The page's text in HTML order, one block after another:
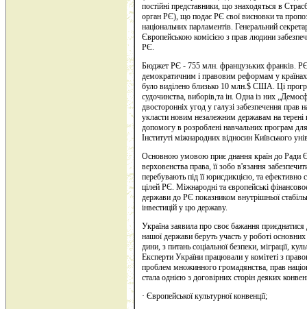
постійні представники, що знаходяться в
орган РЄ), що подає РЄ свої висновки та
національних парламентів. Генеральний
Європейською комісією з прав людини
РЄ.
Бюджет РЄ - 755 млн. французьких франків.
демократичним і правовим реформам у країнах
було виділено близько 10 млн.$ США. Ці
судочинства, виборів,та ін. Одна із них
двосторонніх угод у галузі забезпечення
укласти новим незалежним державам на
допомогу в розроблені навчальних програм
Інституті міжнародних відносин Київського
Основною умовою приє днання країн до Ради
верховенства права, її зобо в'язання
перебувають під її юрисдикцією, та
цілей РЄ. Міжнародні та європейські
держави до РЄ показником внутрішньої
інвестицій у цю державу.
Україна заявила про своє бажання
нашої держави беруть участь у роботі
дини, з питань соціальної безпеки, міграції,
Експерти України працювали у комітеті з
проблем множинного громадянства, прав
стала однією з договірних сторін деяких
· Європейської культурної конвенції;